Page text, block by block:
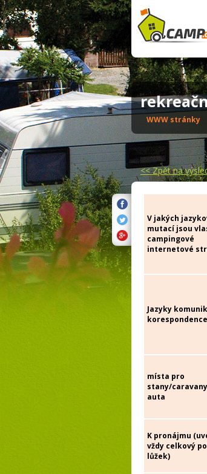
WWW stránky
<<Zpět na
V jakých
mutací jsou
campingové
internetové
Jazyky
korespondence
místa pro
stany/
auta
K pronájmu
vždy celkový
lůžek)